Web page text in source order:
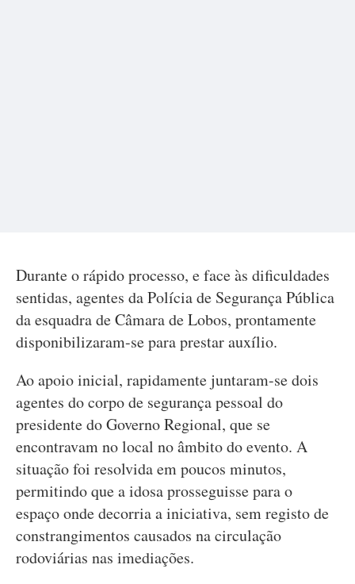
Durante o rápido processo, e face às dificuldades
sentidas, agentes da Polícia de Segurança Pública
da esquadra de Câmara de Lobos, prontamente
disponibilizaram-se para prestar auxílio.
Ao apoio inicial, rapidamente juntaram-se dois
agentes do corpo de segurança pessoal do
presidente do Governo Regional, que se
encontravam no local no âmbito do evento. A
situação foi resolvida em poucos minutos,
permitindo que a idosa prosseguisse para o
espaço onde decorria a iniciativa, sem registo de
constrangimentos causados na circulação
rodoviárias nas imediações.